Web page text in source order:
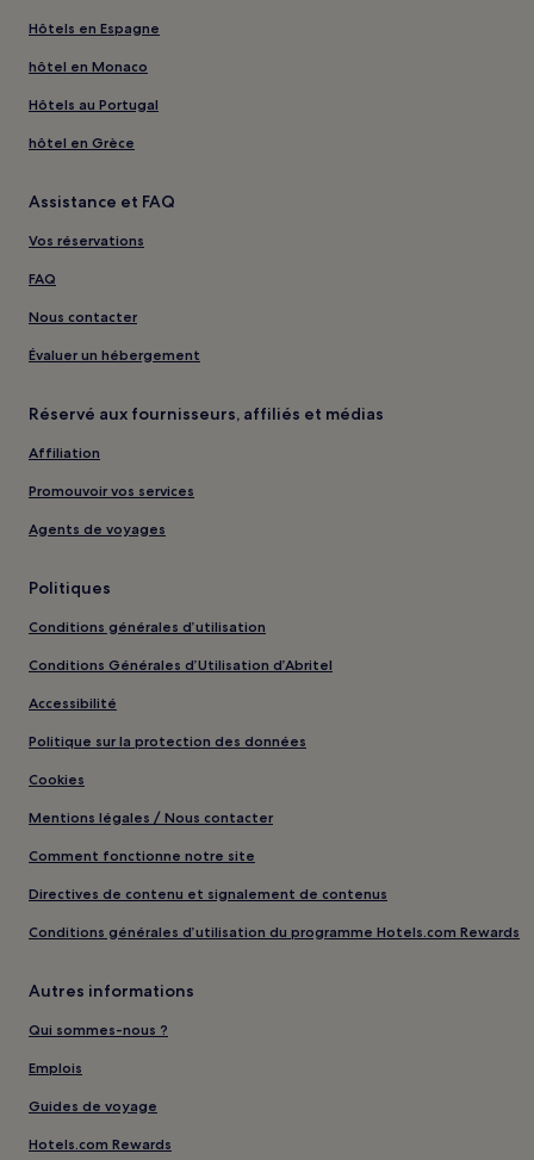
Hôtels en Espagne
hôtel en Monaco
Hôtels au Portugal
hôtel en Grèce
Assistance et FAQ
Vos réservations
FAQ
Nous contacter
Évaluer un hébergement
Réservé aux fournisseurs, affiliés et médias
Affiliation
Promouvoir vos services
Agents de voyages
Politiques
Conditions générales d’utilisation
Conditions Générales d’Utilisation d’Abritel
Accessibilité
Politique sur la protection des données
Cookies
Mentions légales / Nous contacter
Comment fonctionne notre site
Directives de contenu et signalement de contenus
Conditions générales d’utilisation du programme Hotels.com Rewards
Autres informations
Qui sommes-nous ?
Emplois
Guides de voyage
Hotels.com Rewards